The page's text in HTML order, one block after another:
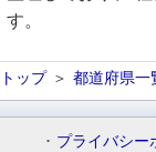
す。
トップ 都道府県一
プライバシー